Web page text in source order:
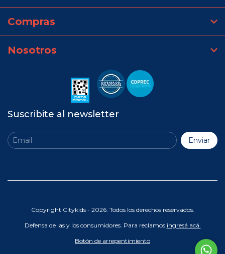
Compras
Nosotros
Suscribite al newsletter
Copyright Citykids - 2026. Todos los derechos reservados.
Defensa de las y los consumidores. Para reclamos ingresá acá.
Botón de arrepentimiento